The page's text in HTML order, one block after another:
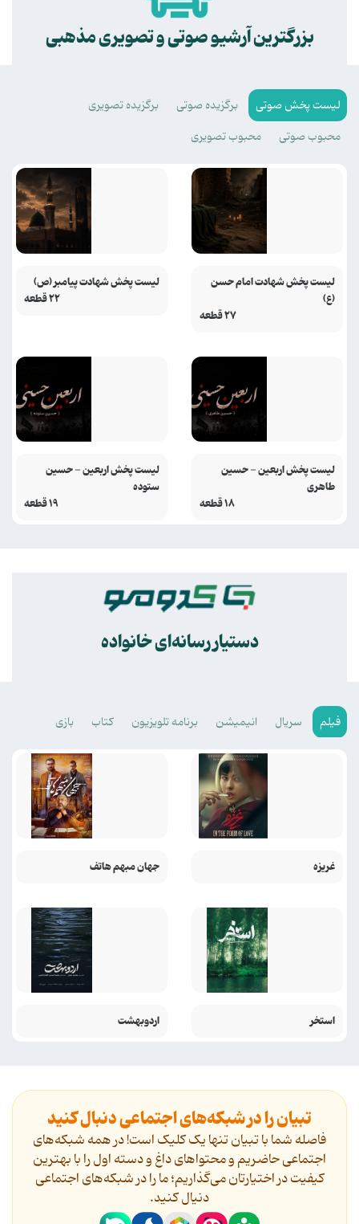
بزرگترین آرشیو صوتی و تصویری مذهبی
لیست پخش صوتی برگزیده صوتی
برگزیده تصویری
محبوب صوتی
محبوب تصویری
۲۷ قطعه
لیست پخش شهادت امام حسن
(ع)
۲۲ قطعه
لیست پخش شهادت پیامبر (ص)
۱۸ قطعه
لیست پخش اربعین - حسین
طاهری
۱۹ قطعه
لیست پخش اربعین - حسین
ستوده
دستیار رسانه‌ای خانواده
فیلم سریال انیمیشن برنامه تلویزیون کتاب بازی
غریزه جهان مبهم هاتف
استخر اردوبهشت
تبیان را در شبکه‌های اجتماعی دنبال کنید
فاصله شما با تبیان تنها یک کلیک است! در همه شبکه‌های
اجتماعی حاضریم و محتواهای داغ و دسته اول را با بهترین
کیفیت در اختیارتان می‌گذاریم؛ ما را در شبکه‌های اجتماعی
دنیال کنید.